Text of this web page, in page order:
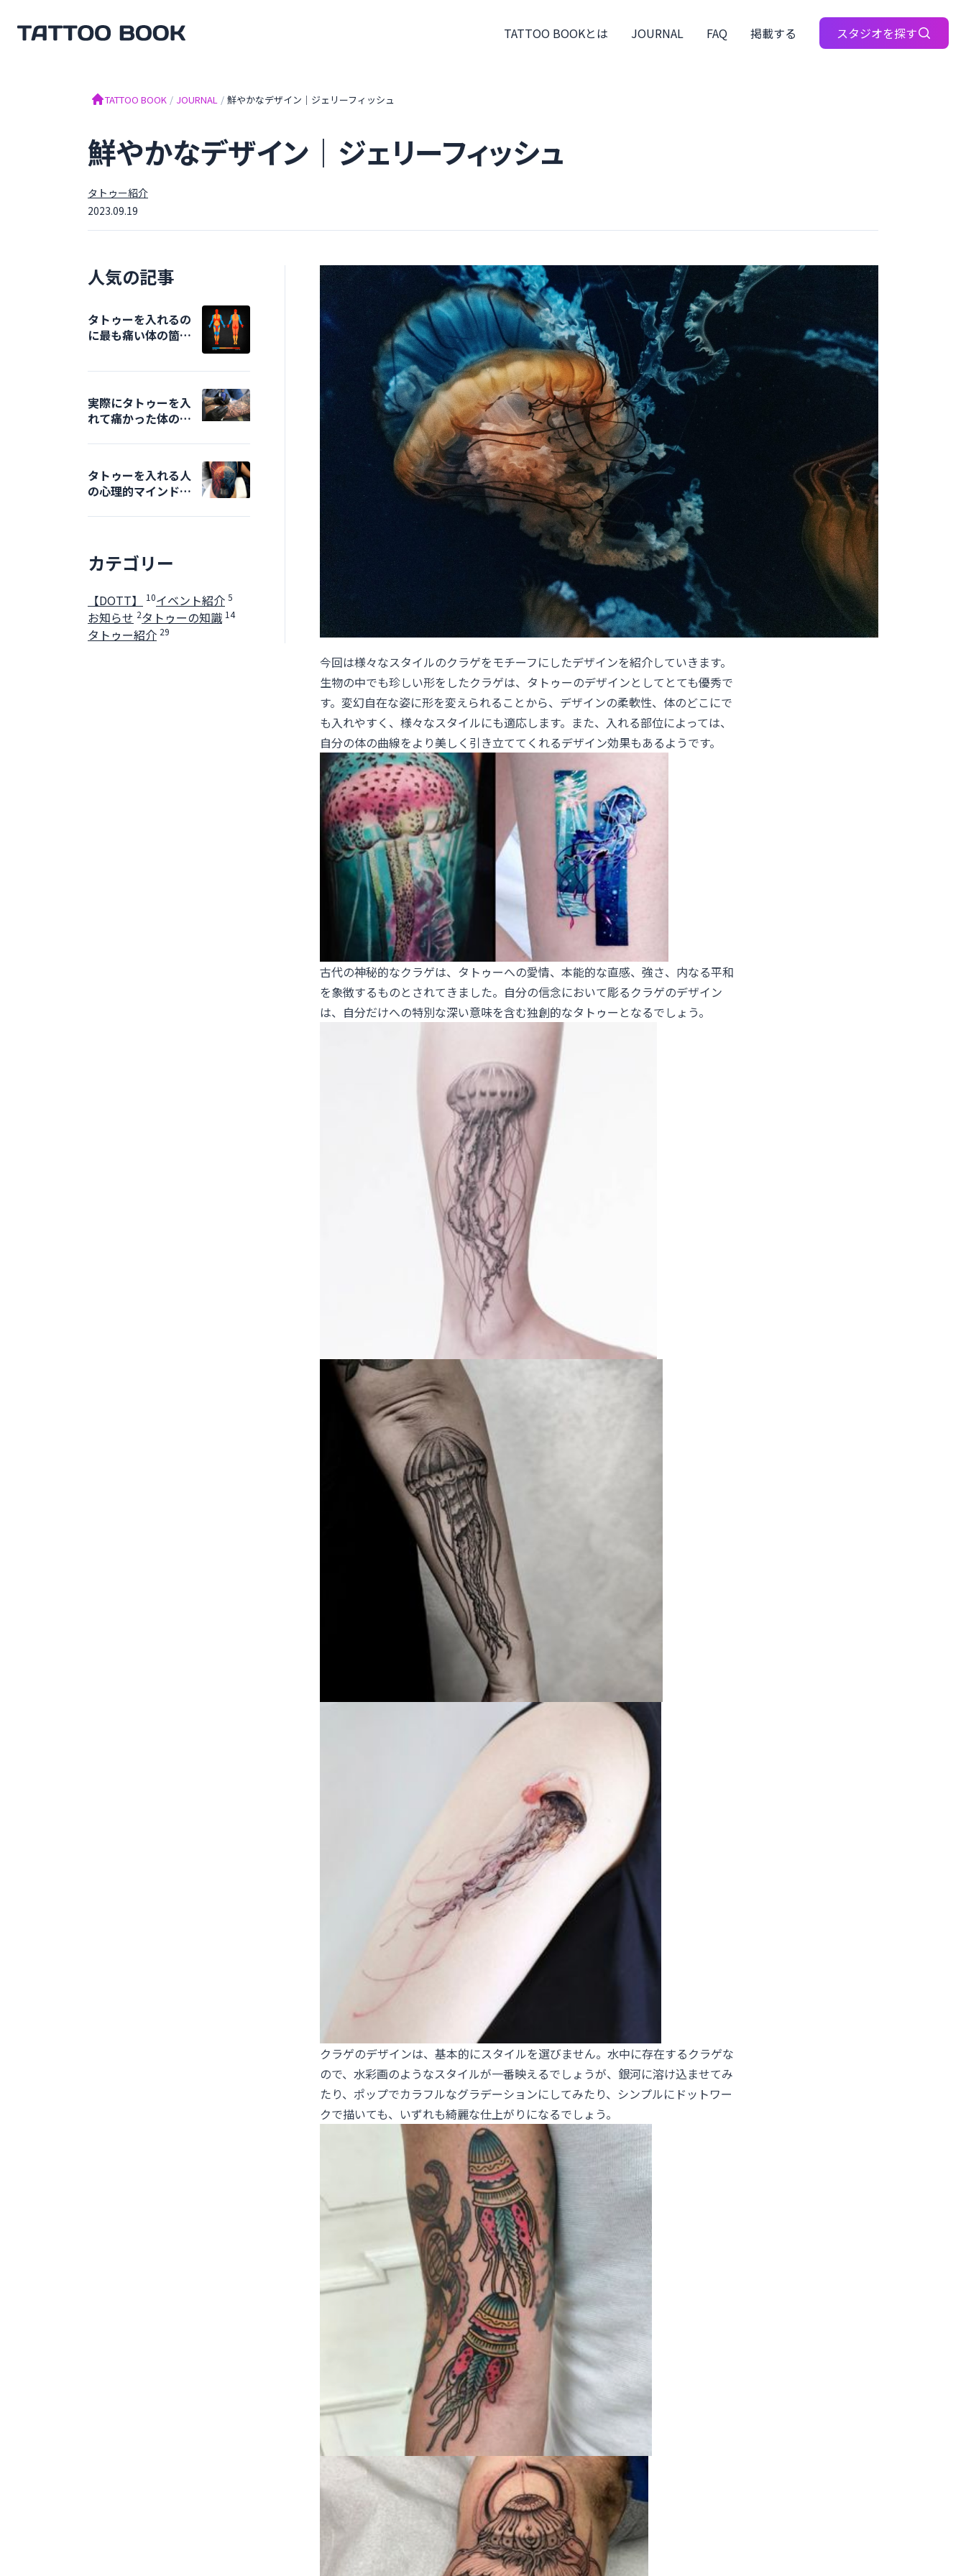
TATTOO BOOKとは JOURNAL FAQ 掲載する スタジオを探す
TATTOO BOOK / JOURNAL / 鮮やかなデザイン｜ジェリーフィッシュ
鮮やかなデザイン｜ジェリーフィッシュ
タトゥー紹介
2023.09.19
今回は様々なスタイルのクラゲをモチーフにしたデザインを紹介していきます。
生物の中でも珍しい形をしたクラゲは、タトゥーのデザインとしてとても優秀で
す。変幻自在な姿に形を変えられることから、デザインの柔軟性、体のどこにで
も入れやすく、様々なスタイルにも適応します。また、入れる部位によっては、
自分の体の曲線をより美しく引き立ててくれるデザイン効果もあるようです。
古代の神秘的なクラゲは、タトゥーへの愛情、本能的な直感、強さ、内なる平和
を象徴するものとされてきました。自分の信念において彫るクラゲのデザイン
は、自分だけへの特別な深い意味を含む独創的なタトゥーとなるでしょう。
クラゲのデザインは、基本的にスタイルを選びません。水中に存在するクラゲな
ので、水彩画のようなスタイルが一番映えるでしょうが、銀河に溶け込ませてみ
たり、ポップでカラフルなグラデーションにしてみたり、シンプルにドットワー
クで描いても、いずれも綺麗な仕上がりになるでしょう。
人気の記事
タトゥーを入れるの
に最も痛い体の箇所
実際にタトゥーを入
れて痛かった体の箇
タトゥーを入れる人
の心理的マインド
カテゴリー
【DOTT】 10イベント紹介 5
お知らせ 2タトゥーの知識 14
タトゥー紹介 29